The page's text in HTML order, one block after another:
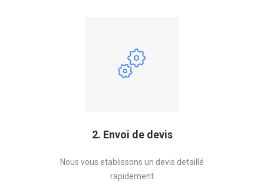
2. Envoi de devis
Nous vous etablissons un devis detaillé
rapidement